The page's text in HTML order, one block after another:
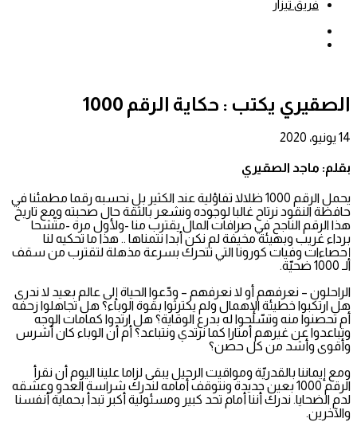
فريق تيزار
الصقيري يكتب : حكاية الرقم 1000
14 يونيو، 2020
بقلم: ماجد الصقيري
يحمل الرقم 1000 ظلالا تفاؤلية عند الكثير بل نحسبه رقما مطمئنا في
حافظة النقود نرتاح غالبا لوجوده ونشعر بالثقة حال صحبته ومع تاريخ
هذا الرقم الناجح في صرافات المال يقترب منا -ولأول مرة -متّشحا
برداء غريب وبهيئة مخيفة لم نكن أبدا نتمناها .. هذا ما تحكيه لنا
إحصاءات وفيات كورونا التي تتحرك بسرعة مذهلة لتقترب من سقف
الـ 1000 ضحيّة.
الراحلون – نعرفهم أو لا نعرفهم – ودّعوا الحياة إلى عالم بعيد لا ندرى
هل ارتكبوا خطيئة الإهمال ولم يكترثوا بقوة الوباء؟ هل تجاهلوا زحفه
أم تحصنوا منه وتسّلحوا له بدرع الوقاية؟ هل ارتدوا كمامات الوجه
وتباعدوا عن غيرهم أمتارا كما نرتدي ونتباعد؟ أم أن الوباء كان أشرس
وأقوى وأشد من كل حصن؟
ومع إيماننا بالقدريّة ومواقيت الرحيل يبقى لزاما علينا اليوم أن نقرأ
الرقم 1000 بعين جديدة ونتوقف أمامه لندرك شراسة العدو وعشقه
لدم الضحايا. ندرك أننا أمام تحد كبير ومسئولية أكبر تبدأ بحماية أنفسنا
والآخرين.